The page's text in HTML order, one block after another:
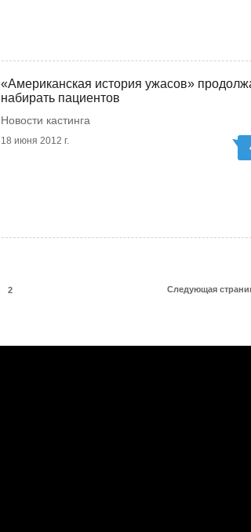
«Американская история ужасов»
набирать пациентов
Новости кастинга
18 июня 2012 г.
2 Следующая